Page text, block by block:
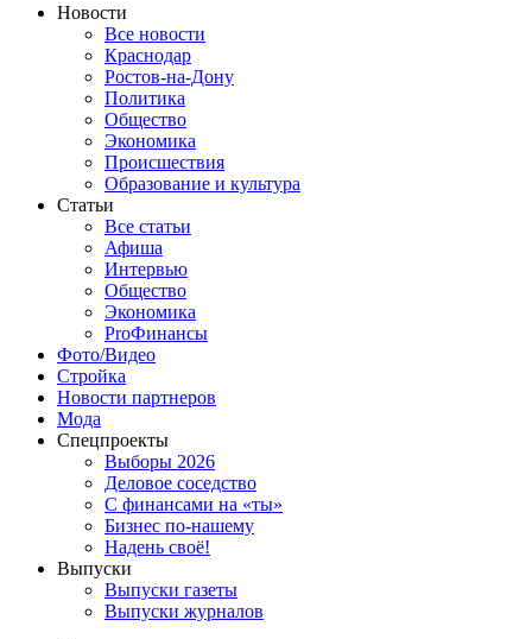
Новости
Все новости
Краснодар
Ростов-на-Дону
Политика
Общество
Экономика
Происшествия
Образование и культура
Статьи
Все статьи
Афиша
Интервью
Общество
Экономика
ProФинансы
Фото/Видео
Стройка
Новости партнеров
Мода
Спецпроекты
Выборы 2026
Деловое соседство
С финансами на «ты»
Бизнес по-нашему
Надень своё!
Выпуски
Выпуски газеты
Выпуски журналов